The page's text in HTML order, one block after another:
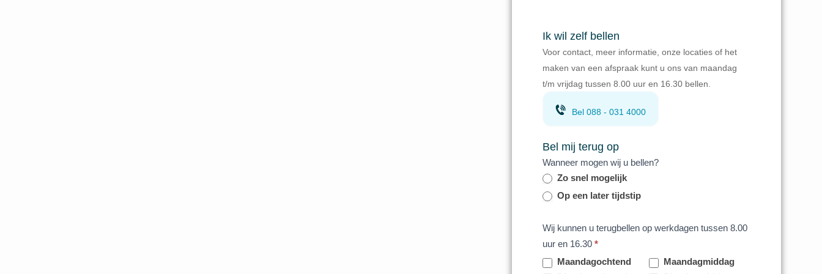
Ik wil zelf bellen
Voor contact, meer informatie, onze locaties of het
maken van een afspraak kunt u ons van maandag
t/m vrijdag tussen 8.00 uur en 16.30 bellen.
Bel 088 - 031 4000
Bel mij terug op
Wanneer mogen wij u bellen?
Zo snel mogelijk
Op een later tijdstip
Wij kunnen u terugbellen op werkdagen tussen 8.00
uur en 16.30 *
Maandagochtend
Maandagmiddag